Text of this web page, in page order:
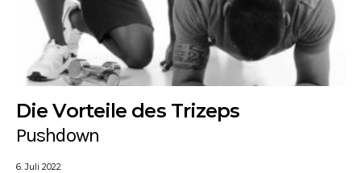
Die Vorteile des Trizeps
Pushdown
6. Juli 2022